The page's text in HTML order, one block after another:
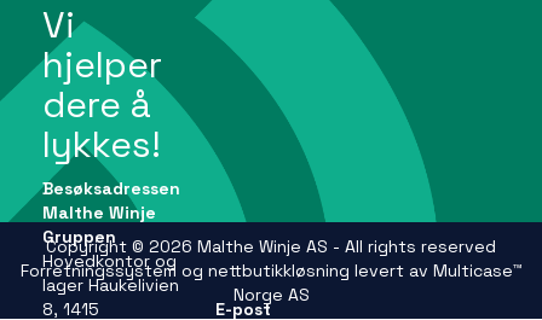
Vi
hjelper
dere å
lykkes!
Besøksadressen
Malthe Winje
Gruppen
Hovedkontor og
lager Haukelivien
8, 1415
E-post
Copyright © 2026 Malthe Winje AS - All rights reserved
Forretningssystem og nettbutikkløsning levert av Multicase™
Norge AS